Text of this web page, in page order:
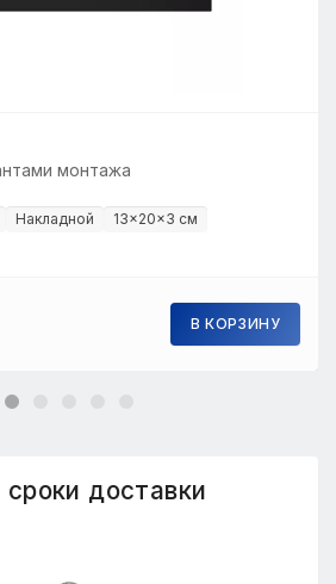
монтажа
Накладной 13×20×3 см
В КОРЗИНУ
доставки